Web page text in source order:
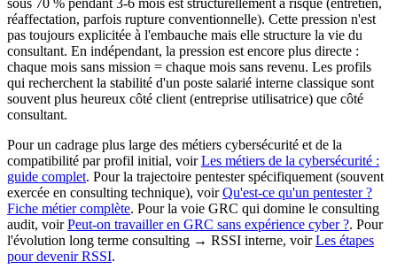
sous 70 % pendant 3-6 mois est structurellement à risque (entretien,
réaffectation, parfois rupture conventionnelle). Cette pression n'est
pas toujours explicitée à l'embauche mais elle structure la vie du
consultant. En indépendant, la pression est encore plus directe :
chaque mois sans mission = chaque mois sans revenu. Les profils
qui recherchent la stabilité d'un poste salarié interne classique sont
souvent plus heureux côté client (entreprise utilisatrice) que côté
consultant.
Pour un cadrage plus large des métiers cybersécurité et de la
compatibilité par profil initial, voirLes métiers de la cybersécurité :
guide complet. Pour la trajectoire pentester spécifiquement (souvent
exercée en consulting technique), voirQu'est-ce qu'un pentester ?
Fiche métier complète. Pour la voie GRC qui domine le consulting
audit, voirPeut-on travailler en GRC sans expérience cyber ?. Pour
l'évolution long terme consulting → RSSI interne, voirLes étapes
pour devenir RSSI.